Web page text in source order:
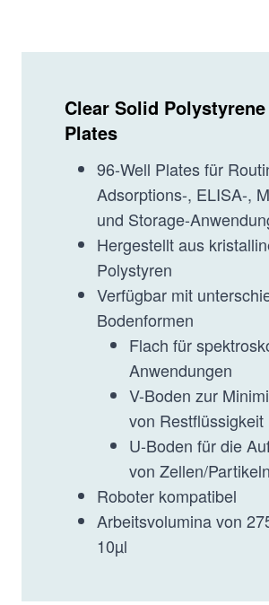
Clear Solid
Plates
96-Well Plates für
Adsorptions-, ELISA-,
und Storage-
Hergestellt aus
Polystyren
Verfügbar mit
Bodenformen
Flach für
Anwendungen
V-Boden zur
von Restflüssigkeit
U-Boden für die
von Zellen/Partikeln
Roboter kompatibel
Arbeitsvolumina von
10µl